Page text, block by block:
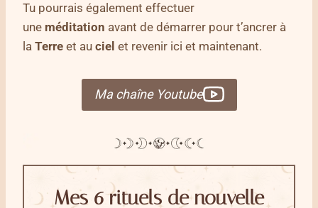
Tu pourrais également effectuer
une méditation avant de démarrer pour t’ancrer à
la Terre et au ciel et revenir ici et maintenant.
Ma chaîne Youtube
Mes 6 rituels de nouvelle